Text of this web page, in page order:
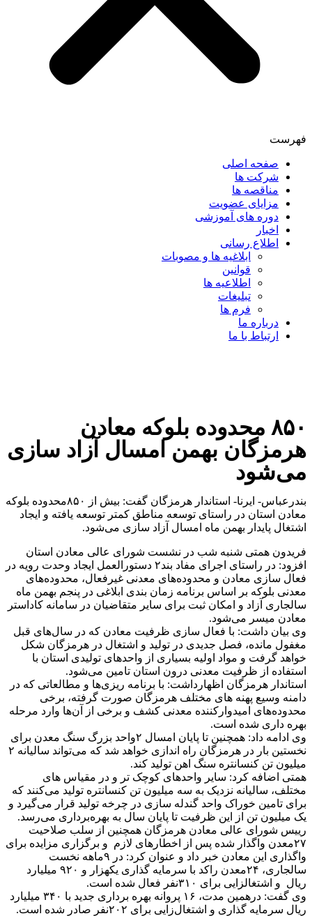
فهرست
صفحه اصلی
شرکت ها
مناقصه ها
مزایای عضویت
دوره های آموزشی
اخبار
اطلاع رسانی
ابلاغیه ها و مصوبات
قوانین
اطلاعیه ها
تبلیغات
فرم ها
درباره ما
ارتباط با ما
۸۵۰ محدوده بلوکه معادن
هرمزگان بهمن امسال آزاد سازی
می‌شود
بندرعباس- ایرنا- ️استاندار هرمزگان گفت: بیش از ۸۵۰محدوده بلوکه
معادن استان در راستای توسعه مناطق کمتر توسعه یافته و ایجاد
اشتغال پایدار بهمن ماه امسال آزاد سازی می‌شود.
فریدون همتی شنبه شب در نشست شورای عالی معادن استان
افزود: در راستای اجرای مفاد بند۲ دستورالعمل ایجاد وحدت رویه در
فعال سازی معادن و محدوده‌های معدنی غیرفعال، محدوده‌های
معدنی بلوکه بر اساس برنامه زمان بندی ابلاغی در پنجم بهمن ماه
سالجاری آزاد و امکان ثبت برای سایر متقاضیان در سامانه کاداستر
معادن میسر می‌شود.
وی بیان داشت: با فعال سازی ظرفیت معادن که در سال‌های قبل
مغفول مانده، فصل جدیدی در تولید و اشتغال در هرمزگان شکل
خواهد گرفت و مواد اولیه بسیاری از واحدهای تولیدی استان با
استفاده از ظرفیت معدنی درون استان تامین می‌شود.
استاندار هرمزگان اظهارداشت: با برنامه ریزی‌ها و مطالعاتی که در
دامنه وسیع پهنه های مختلف هرمزگان صورت گرفته، برخی
محدوده‌های امیدوارکننده معدنی کشف و برخی از آن‌ها وارد مرحله
بهره داری شده است.
وی ادامه داد: همچنین تا پایان امسال ۲واحد بزرگ سنگ معدن برای
نخستین بار در هرمزگان راه اندازی خواهد شد که می‌تواند سالیانه ۲
میلیون تن کنسانتره سنگ اهن تولید کند.
همتی اضافه کرد: سایر واحدهای کوچک تر و در مقیاس های
مختلف، سالیانه نزدیک به سه میلیون تن کنسانتره تولید می‌کنند که
برای تامین خوراک واحد گندله سازی در چرخه تولید قرار می‌گیرد و
یک میلیون تن از این ظرفیت تا پایان سال به بهره‌برداری می‌رسد.
رییس شورای عالی معادن هرمزگان همچنین از سلب صلاحیت
۲۷معدن واگذار شده پس از اخطارهای لازم و برگزاری مزایده برای
واگذاری این معادن خبر داد و عنوان کرد: در ۹ماهه نخست
سالجاری، ۲۴معدن راکد با سرمایه گذاری یکهزار و ۹۲۰ میلیارد
ریال و اشتغالزایی برای ۳۱۰نفر فعال شده است.
وی گفت: درهمین مدت، ۱۶ پروانه بهره برداری جدید با ۳۴۰ میلیارد
ریال سرمایه گذاری و اشتغال‌زایی برای ۲۰۲نفر صادر شده است.